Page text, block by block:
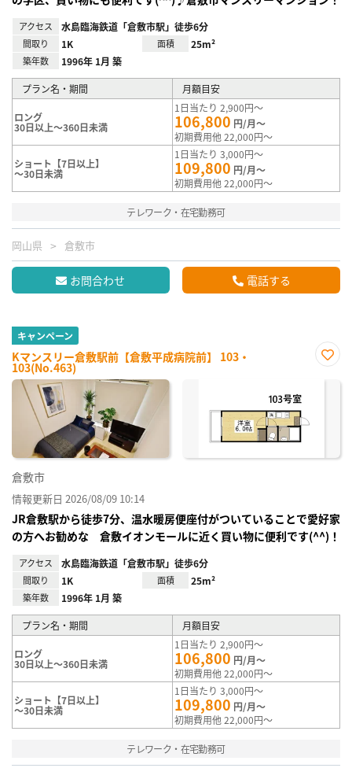
アクセス 水島臨海鉄道「倉敷市駅」徒歩6分
間取り 1K 面積 25m²
築年数 1996年 1月 築
プラン名・期間 月額目安
ロング
30日以上～360日未満
1日当たり 2,900円～
106,800 円/月～
初期費用他 22,000円～
ショート【7日以上】
～30日未満
1日当たり 3,000円～
109,800 円/月～
初期費用他 22,000円～
テレワーク・在宅勤務可
岡山県 倉敷市
お問合わせ 電話する
キャンペーン
Kマンスリー倉敷駅前【倉敷平成病院前】 103・
103(No.463)
に入
倉敷市
情報更新日 2026/08/09 10:14
JR倉敷駅から徒歩7分、温水暖房便座付がついていることで愛好家
の方へお勧めな 倉敷イオンモールに近く買い物に便利です(^^)！
アクセス 水島臨海鉄道「倉敷市駅」徒歩6分
間取り 1K 面積 25m²
築年数 1996年 1月 築
プラン名・期間 月額目安
ロング
30日以上～360日未満
1日当たり 2,900円～
106,800 円/月～
初期費用他 22,000円～
ショート【7日以上】
～30日未満
1日当たり 3,000円～
109,800 円/月～
初期費用他 22,000円～
テレワーク・在宅勤務可